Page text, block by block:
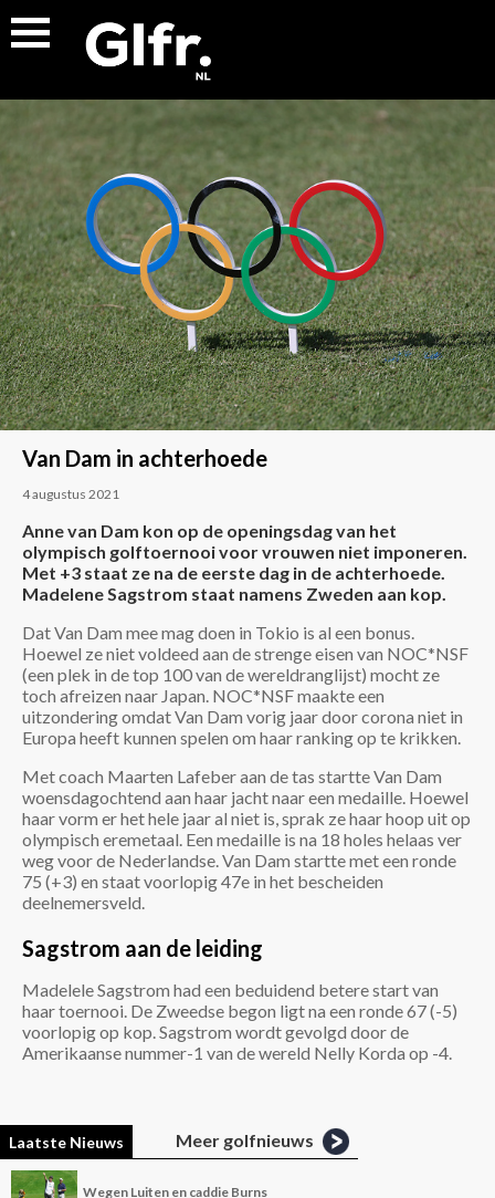
Van Dam in achterhoede
4 augustus 2021
Anne van Dam kon op de openingsdag van het
olympisch golftoernooi voor vrouwen niet imponeren.
Met +3 staat ze na de eerste dag in de achterhoede.
Madelene Sagstrom staat namens Zweden aan kop.
Dat Van Dam mee mag doen in Tokio is al een bonus.
Hoewel ze niet voldeed aan de strenge eisen van NOC*NSF
(een plek in de top 100 van de wereldranglijst) mocht ze
toch afreizen naar Japan. NOC*NSF maakte een
uitzondering omdat Van Dam vorig jaar door corona niet in
Europa heeft kunnen spelen om haar ranking op te krikken.
Met coach Maarten Lafeber aan de tas startte Van Dam
woensdagochtend aan haar jacht naar een medaille. Hoewel
haar vorm er het hele jaar al niet is, sprak ze haar hoop uit op
olympisch eremetaal. Een medaille is na 18 holes helaas ver
weg voor de Nederlandse. Van Dam startte met een ronde
75 (+3) en staat voorlopig 47e in het bescheiden
deelnemersveld.
Sagstrom aan de leiding
Madelele Sagstrom had een beduidend betere start van
haar toernooi. De Zweedse begon ligt na een ronde 67 (-5)
voorlopig op kop. Sagstrom wordt gevolgd door de
Amerikaanse nummer-1 van de wereld Nelly Korda op -4.
Laatste Nieuws Meer golfnieuws
Wegen Luiten en caddie Burns